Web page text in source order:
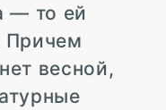
— то ей
Причем
весной,